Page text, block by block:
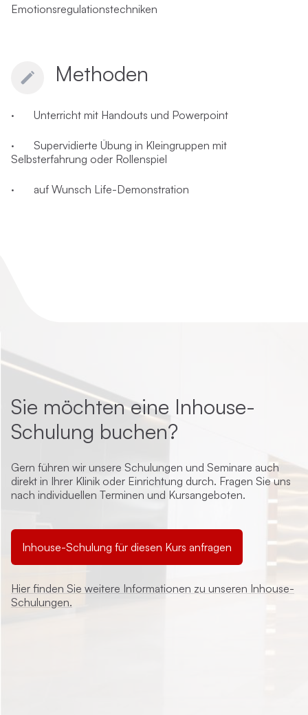
Emotionsregulationstechniken
Methoden
· Unterricht mit Handouts und Powerpoint
· Supervidierte Übung in Kleingruppen mit
Selbsterfahrung oder Rollenspiel
· auf Wunsch Life-Demonstration
Sie möchten eine Inhouse-
Schulung buchen?
Gern führen wir unsere Schulungen und Seminare auch
direkt in Ihrer Klinik oder Einrichtung durch. Fragen Sie uns
nach individuellen Terminen und Kursangeboten.
Inhouse-Schulung für diesen Kurs anfragen
Hier finden Sie weitere Informationen zu unseren Inhouse-
Schulungen.